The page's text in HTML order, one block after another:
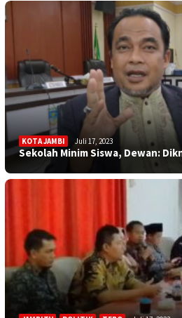
KOTA JAMBI Juli 17, 2023
Sekolah Minim Siswa, Dewan: